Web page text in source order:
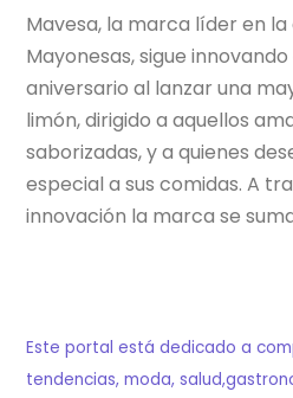
Mavesa, la marca líder en
Mayonesas, sigue
aniversario al lanzar una
limón, dirigido a aquellos
saborizadas, y a quienes
especial a sus comidas. A
innovación la marca se
Este portal está dedicado a
tendencias, moda,